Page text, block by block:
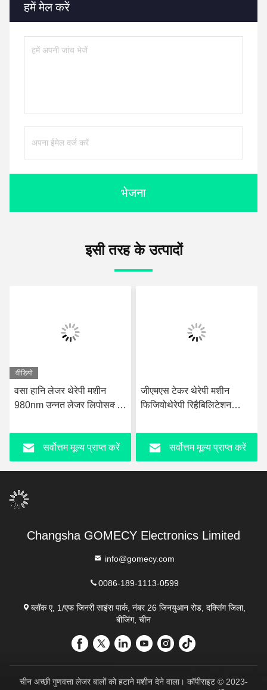
हमें मेल करें
भेजना
इसी तरह के उत्पादों
वीडियो
वसा हानि लेजर थेरेपी मशीन
980nm उन्नत लेजर लिपोसक्शन
सर्वोत्तम मूल्य प्राप्त करें
जीएमएस टेकर थेरेपी मशीन
फिजियोथेरेपी रिहैबिलिटेशन
सर्वोत्तम मूल्य प्राप्त करें
Changsha GOMECY Electronics Limited
info@gomecy.com
0086-189-1113-0599
ब्लॉक ए, 1/एफ जिनरी साइंस पार्क, नंबर 26 जिनयुआन रोड, दक्सिंग जिला,
बीजिंग, चीन
चीन अच्छी गुणवत्ता लेजर बालों को हटाने मशीन देने वाला। कॉपीराइट © 2023-